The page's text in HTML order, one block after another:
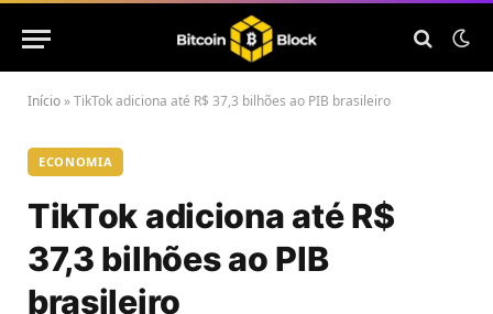
Início »TikTok adiciona até R$ 37,3 bilhões ao PIB brasileiro
ECONOMIA
TikTok adiciona até R$
37,3 bilhões ao PIB
brasileiro